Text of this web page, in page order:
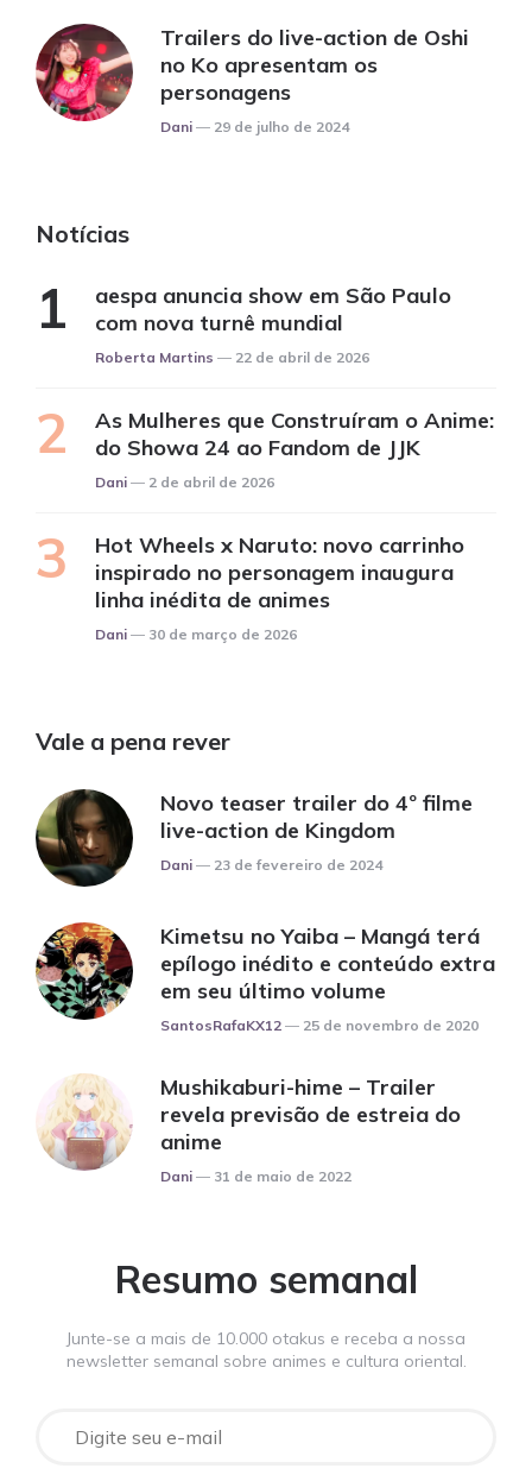
Trailers do live-action de Oshi
no Ko apresentam os
personagens
Posted
Dani 29 de julho de 2024
Notícias
aespa anuncia show em São Paulo
com nova turnê mundial
Posted
Roberta Martins 22 de abril de 2026
As Mulheres que Construíram o Anime:
do Showa 24 ao Fandom de JJK
Posted
Dani 2 de abril de 2026
Hot Wheels x Naruto: novo carrinho
inspirado no personagem inaugura
linha inédita de animes
Posted
Dani 30 de março de 2026
Vale a pena rever
Novo teaser trailer do 4º filme
live-action de Kingdom
Posted
Dani 23 de fevereiro de 2024
Kimetsu no Yaiba – Mangá terá
epílogo inédito e conteúdo extra
em seu último volume
Posted
SantosRafaKX12 25 de novembro de 2020
Mushikaburi-hime – Trailer
revela previsão de estreia do
anime
Posted
Dani 31 de maio de 2022
Resumo semanal
Junte-se a mais de 10.000 otakus e receba a nossa
newsletter semanal sobre animes e cultura oriental.